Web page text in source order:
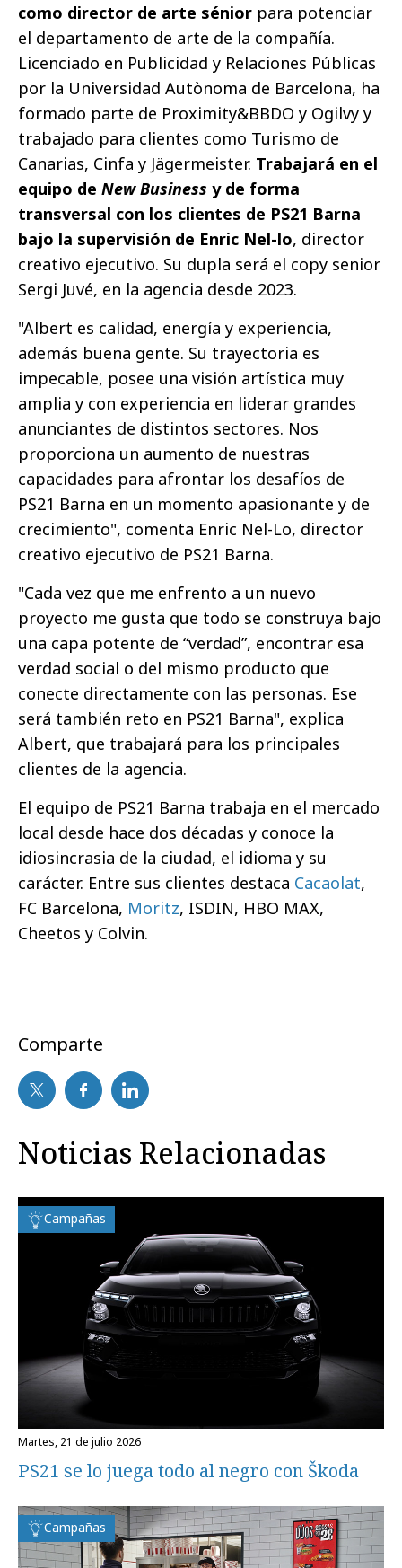
como director de arte sénior para potenciar
el departamento de arte de la compañía.
Licenciado en Publicidad y Relaciones Públicas
por la Universidad Autònoma de Barcelona, ha
formado parte de Proximity&BBDO y Ogilvy y
trabajado para clientes como Turismo de
Canarias, Cinfa y Jägermeister. Trabajará en el
equipo de New Business y de forma
transversal con los clientes de PS21 Barna
bajo la supervisión de Enric Nel-lo, director
creativo ejecutivo. Su dupla será el copy senior
Sergi Juvé, en la agencia desde 2023.
"Albert es calidad, energía y experiencia,
además buena gente. Su trayectoria es
impecable, posee una visión artística muy
amplia y con experiencia en liderar grandes
anunciantes de distintos sectores. Nos
proporciona un aumento de nuestras
capacidades para afrontar los desafíos de
PS21 Barna en un momento apasionante y de
crecimiento", comenta Enric Nel-Lo, director
creativo ejecutivo de PS21 Barna.
"Cada vez que me enfrento a un nuevo
proyecto me gusta que todo se construya bajo
una capa potente de “verdad”, encontrar esa
verdad social o del mismo producto que
conecte directamente con las personas. Ese
será también reto en PS21 Barna", explica
Albert, que trabajará para los principales
clientes de la agencia.
El equipo de PS21 Barna trabaja en el mercado
local desde hace dos décadas y conoce la
idiosincrasia de la ciudad, el idioma y su
carácter. Entre sus clientes destaca Cacaolat,
FC Barcelona, Moritz, ISDIN, HBO MAX,
Cheetos y Colvin.
Comparte
Noticias Relacionadas
Campañas
martes, 21 de julio 2026
PS21 se lo juega todo al negro con Škoda
Campañas